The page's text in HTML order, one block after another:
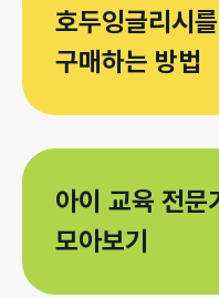
호두잉글리시
구매하는 방법
아이 교육 전문
모아보기